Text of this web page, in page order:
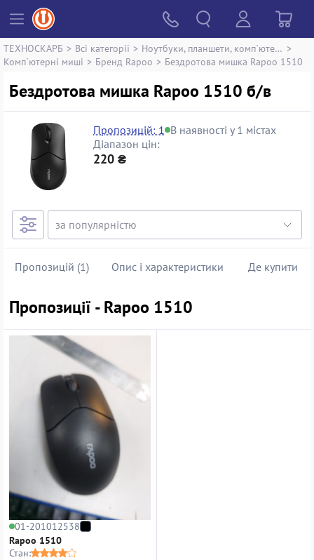
ТЕХНОСКАРБ > Всі категорії > Ноутбуки, планшети, комп`ютери >
Комп`ютерні миші > Бренд Rapoo > Бездротова мишка Rapoo 1510
Бездротова мишка Rapoo 1510 б/в
Пропозицій: 1 В наявності у 1 містах
Діапазон цін:
220 ₴
Пропозицій (1) Опис і характеристики Де купити
Пропозиції - Rapoo 1510
01-201012538
Rapoo 1510
Стан: